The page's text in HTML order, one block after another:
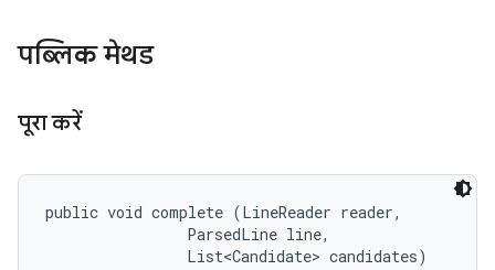
पब्लिक मेथड
पूरा करें
public void complete (LineReader reader,
                ParsedLine line,
                List<Candidate> candidates)